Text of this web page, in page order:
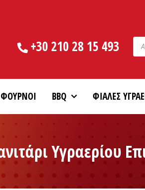
+30 210 28 15 493
ΦΟΥΡΝΟΙ BBQ ΦΙΑΛΕΣ
Υγραερίου